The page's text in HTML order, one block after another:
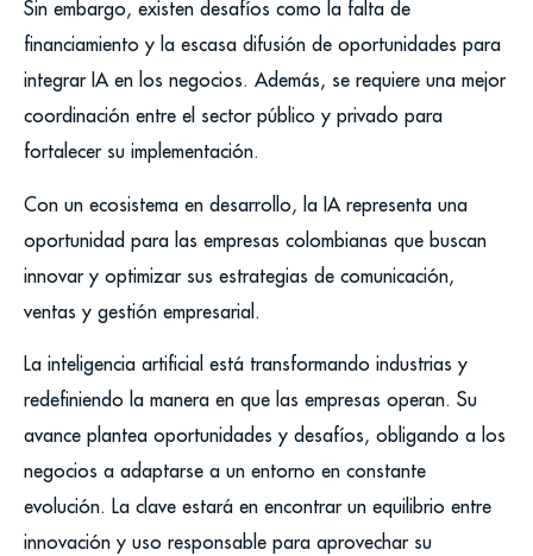
Sin embargo, existen desafíos como la falta de
financiamiento y la escasa difusión de oportunidades para
integrar IA en los negocios. Además, se requiere una mejor
coordinación entre el sector público y privado para
fortalecer su implementación.
Con un ecosistema en desarrollo, la IA representa una
oportunidad para las empresas colombianas que buscan
innovar y optimizar sus estrategias de comunicación,
ventas y gestión empresarial.
La inteligencia artificial está transformando industrias y
redefiniendo la manera en que las empresas operan. Su
avance plantea oportunidades y desafíos, obligando a los
negocios a adaptarse a un entorno en constante
evolución. La clave estará en encontrar un equilibrio entre
innovación y uso responsable para aprovechar su